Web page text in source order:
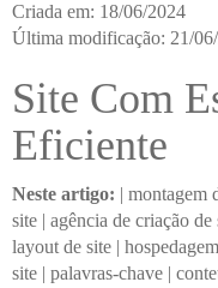
Criada em: 18/06/2024
Última modificação: 21/
Site Com
Eficiente
Neste artigo: | montagem
site | agência de criação de
layout de site |
site | palavras-chave |